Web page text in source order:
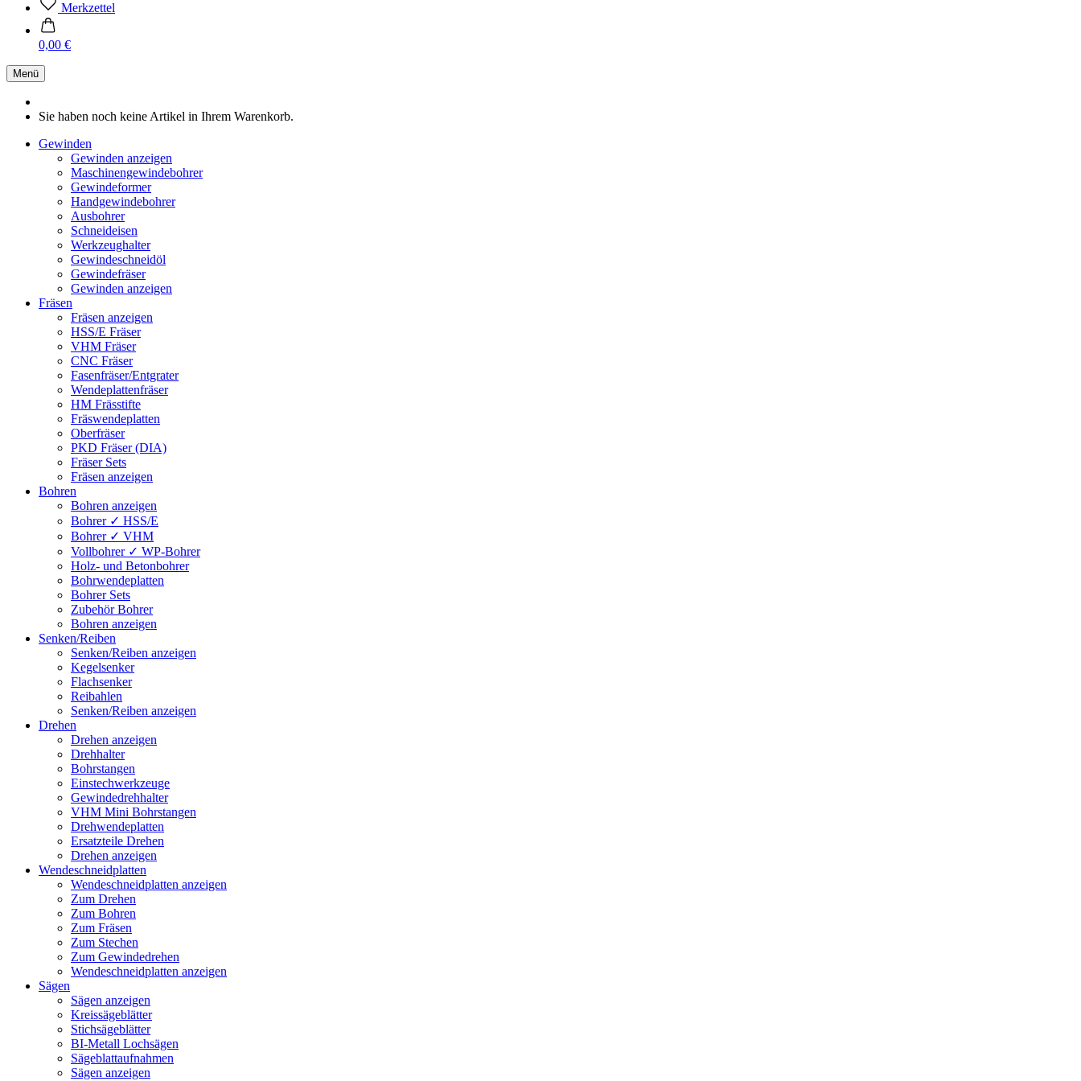
Merkzettel
0,00 €
Menü
Sie haben noch keine Artikel in Ihrem Warenkorb.
Gewinden
Gewinden anzeigen
Maschinengewindebohrer
Gewindeformer
Handgewindebohrer
Ausbohrer
Schneideisen
Werkzeughalter
Gewindeschneidöl
Gewindefräser
Gewinden anzeigen
Fräsen
Fräsen anzeigen
HSS/E Fräser
VHM Fräser
CNC Fräser
Fasenfräser/Entgrater
Wendeplattenfräser
HM Frässtifte
Fräswendeplatten
Oberfräser
PKD Fräser (DIA)
Fräser Sets
Fräsen anzeigen
Bohren
Bohren anzeigen
Bohrer ✓ HSS/E
Bohrer ✓ VHM
Vollbohrer ✓ WP-Bohrer
Holz- und Betonbohrer
Bohrwendeplatten
Bohrer Sets
Zubehör Bohrer
Bohren anzeigen
Senken/Reiben
Senken/Reiben anzeigen
Kegelsenker
Flachsenker
Reibahlen
Senken/Reiben anzeigen
Drehen
Drehen anzeigen
Drehhalter
Bohrstangen
Einstechwerkzeuge
Gewindedrehhalter
VHM Mini Bohrstangen
Drehwendeplatten
Ersatzteile Drehen
Drehen anzeigen
Wendeschneidplatten
Wendeschneidplatten anzeigen
Zum Drehen
Zum Bohren
Zum Fräsen
Zum Stechen
Zum Gewindedrehen
Wendeschneidplatten anzeigen
Sägen
Sägen anzeigen
Kreissägeblätter
Stichsägeblätter
BI-Metall Lochsägen
Sägeblattaufnahmen
Sägen anzeigen